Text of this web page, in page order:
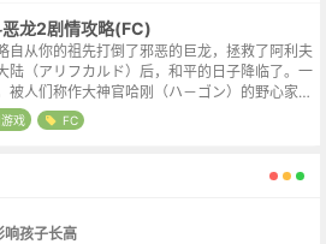
恶龙2剧情攻略(FC)
自从你的祖先打倒了邪恶的巨龙，拯救了阿利夫
陆（アリフカルド）后，和平的日子降临了。一
被人们称作大神官哈刚（ハ－ゴン）的野心家，
上了邪恶的舞台，演出了一场邪恶肆虐，最终被
打倒的老戏。 不很贪心的...
戏 FC
响孩子长高